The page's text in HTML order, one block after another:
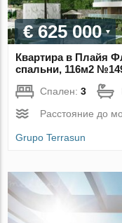
€ 625 000
Квартира в Плайя
спальни, 116м2
Спален:3
Расстояние до
Grupo Terrasun